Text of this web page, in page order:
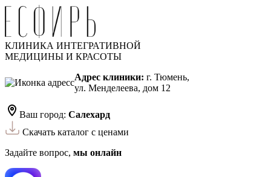
КЛИНИКА ИНТЕГРАТИВНОЙ
МЕДИЦИНЫ И КРАСОТЫ
Адрес клиники: г. Тюмень,
ул. Менделеева, дом 12
Ваш город: Салехард
Скачать каталог с ценами
Задайте вопрос, мы онлайн